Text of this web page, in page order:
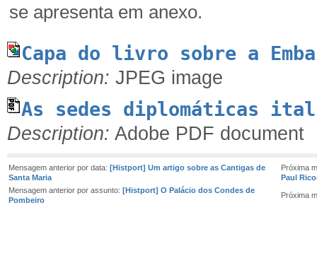
se apresenta em anexo.
Capa do livro sobre a
Description: JPEG image
As sedes diplomáticas
Description: Adobe PDF document
Mensagem anterior por data: [Histport] Um artigo sobre as Cantigas de
Santa Maria
Próxima
Paul
Mensagem anterior por assunto: [Histport] O Palácio dos Condes de
Pombeiro
Próxima